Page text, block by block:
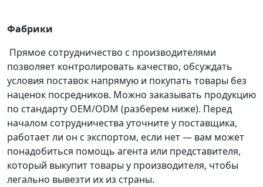
Фабрики
Прямое сотрудничество с производителями
позволяет контролировать качество, обсуждать
условия поставок напрямую и покупать товары без
наценок посредников. Можно заказывать продукцию
по стандарту OEM/ODM (разберем ниже). Перед
началом сотрудничества уточните у поставщика,
работает ли он с экспортом, если нет — вам может
понадобиться помощь агента или представителя,
который выкупит товары у производителя, чтобы
легально вывезти их из страны.